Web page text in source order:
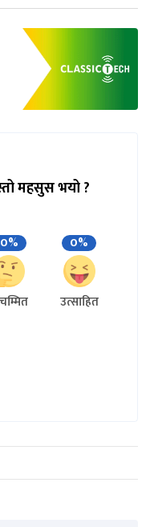
महसुस भयो ?
0% 0%
उत्साहित